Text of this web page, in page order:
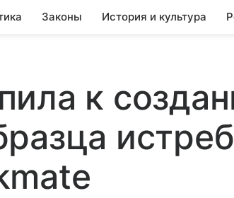
Законы История и культура
к